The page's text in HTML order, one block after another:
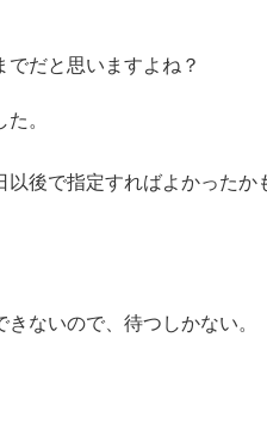
だと思いますよね？
。
後で指定すればよかったか
ないので、待つしかない。